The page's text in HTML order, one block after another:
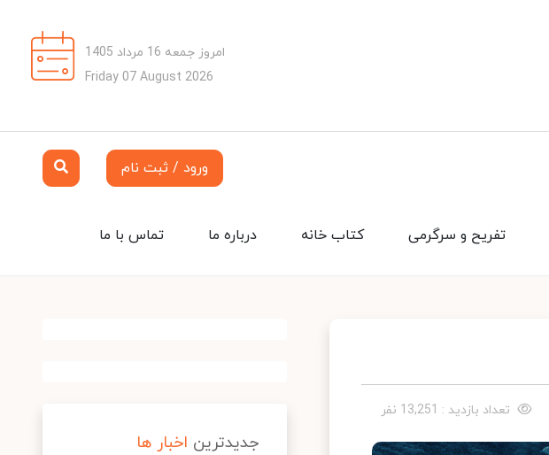
امروز جمعه 16 مرداد 1405
Friday 07 August 2026
ورود / ثبت نام
تماس با ما درباره ما کتاب خانه تفریح و سرگرمی
تعداد بازدید : 13,251 نفر
جدیدترین اخبار ها